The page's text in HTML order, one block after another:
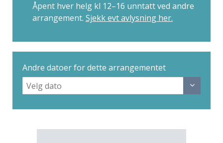
Åpent hver helg kl 12–16 unntatt ved andre
arrangement. Sjekk evt avlysning her.
Andre datoer for dette arrangementet